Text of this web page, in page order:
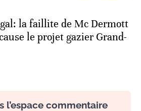
la faillite de Mc Dermott
le projet gazier Grand-
l’espace commentaire